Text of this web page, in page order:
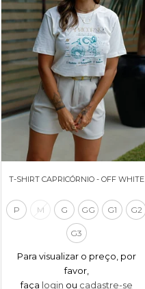
T-SHIRT CAPRICÓRNIO - OFF WHITE
P M G GG G1 G2
G3
Para visualizar o preço, por
favor,
faça login ou cadastre-se